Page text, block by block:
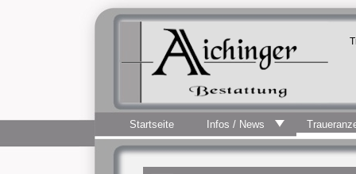
Startseite Infos / News